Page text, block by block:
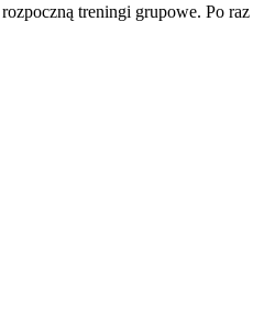
treningi grupowe. Po raz